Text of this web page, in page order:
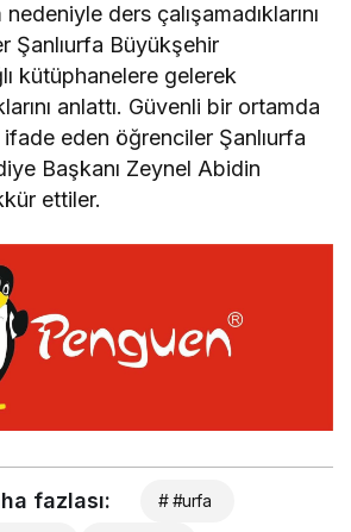
ders çalışamadıklarını
Şanlıurfa Büyükşehir
kütüphanelere gelerek
anlattı. Güvenli bir ortamda
ifade eden öğrenciler Şanlıurfa
Başkanı Zeynel Abidin
ettiler.
fazlası: # #urfa